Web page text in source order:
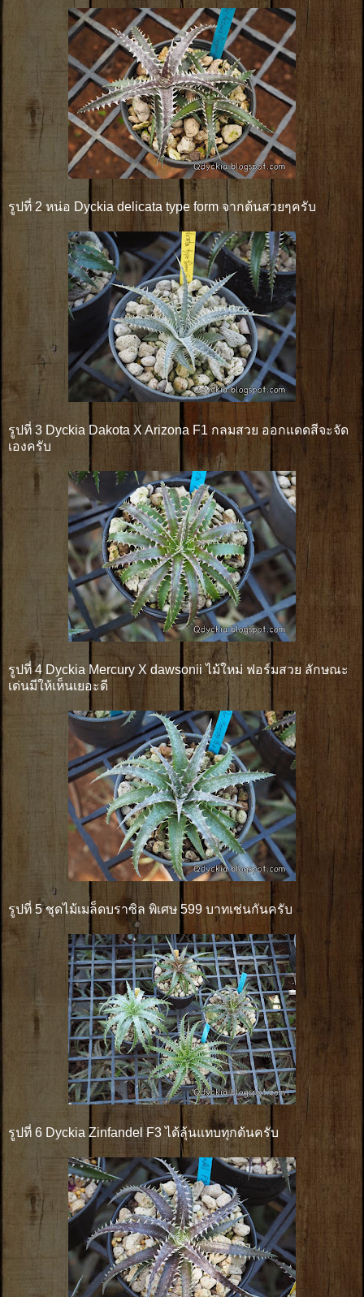
รูปที่ 2 หน่อ Dyckia delicata type form จากต้นสวยๆครับ
รูปที่ 3 Dyckia Dakota X Arizona F1 กลมสวย ออกแดดสีจะจัด
เองครับ
รูปที่ 4 Dyckia Mercury X dawsonii ไม้ใหม่ ฟอร์มสวย ลักษณะ
เด่นมีให้เห็นเยอะดี
รูปที่ 5 ชุดไม้เมล็ดบราซิล พิเศษ 599 บาทเช่นกันครับ
รูปที่ 6 Dyckia Zinfandel F3 ได้ลุ้นแทบทุกต้นครับ